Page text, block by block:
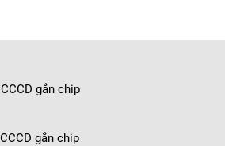
gắn chip
gắn chip